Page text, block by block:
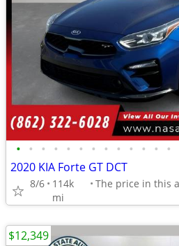
• • • • • • • • • • • • •
2020 KIA Forte GT DCT
8/6
114k
mi
$12,349